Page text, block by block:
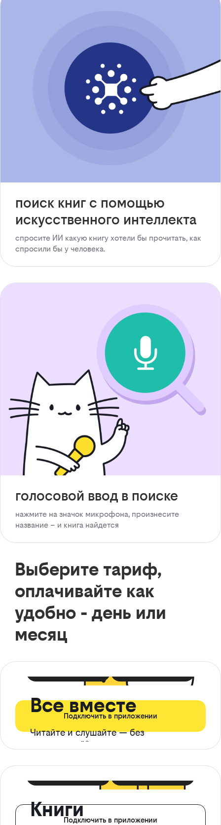
поиск книг с помощью
искусственного интеллекта
спросите ИИ какую книгу хотели бы прочитать, как
спросили бы у человека.
голосовой ввод в поиске
нажмите на значок микрофона, произнесите
название – и книга найдется
Выберите тариф,
оплачивайте как
удобно - день или
месяц
Все вместе
Читайте и слушайте — без
ограничений*
Подключить в приложении
КнигиПодключить в приложении